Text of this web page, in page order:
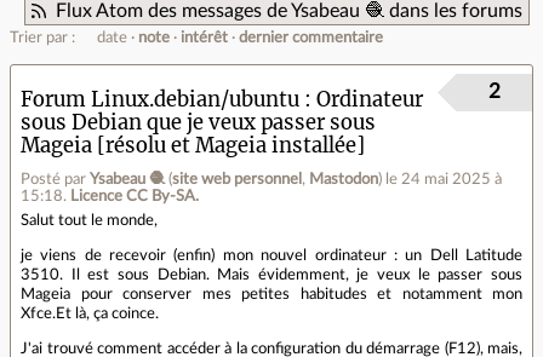
Flux Atom des messages de Ysabeau 🧶 dans les forums
Trier par : date note intérêt dernier commentaire
Forum Linux.debian/ubuntu
Ordinateur
sous Debian que je veux passer sous
Mageia [résolu et Mageia installée]
Posté par Ysabeau 🧶 (site web personnel , Mastodon) le 24 mai 2025 à
15:18. Licence CC By‑SA.
2
Salut tout le monde,
je viens de recevoir (enfin) mon nouvel ordinateur : un Dell Latitude
3510. Il est sous Debian. Mais évidemment, je veux le passer sous
Mageia pour conserver mes petites habitudes et notamment mon
Xfce.Et là, ça coince.
J'ai trouvé comment accéder à la configuration du démarrage (F12), mais,